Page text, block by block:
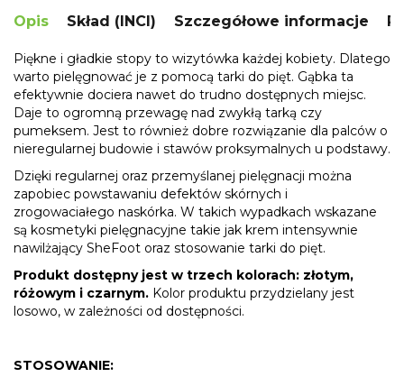
Opis Skład (INCI) Szczegółowe informacje
Piękne i gładkie stopy to wizytówka każdej kobiety. Dlatego
warto pielęgnować je z pomocą tarki do pięt. Gąbka ta
efektywnie dociera nawet do trudno dostępnych miejsc.
Daje to ogromną przewagę nad zwykłą tarką czy
pumeksem. Jest to również dobre rozwiązanie dla palców o
nieregularnej budowie i stawów proksymalnych u podstawy.
Dzięki regularnej oraz przemyślanej pielęgnacji można
zapobiec powstawaniu defektów skórnych i
zrogowaciałego naskórka. W takich wypadkach wskazane
są kosmetyki pielęgnacyjne takie jak krem intensywnie
nawilżający SheFoot oraz stosowanie tarki do pięt.
Produkt dostępny jest w trzech kolorach: złotym,
różowym i czarnym. Kolor produktu przydzielany jest
losowo, w zależności od dostępności.
STOSOWANIE: